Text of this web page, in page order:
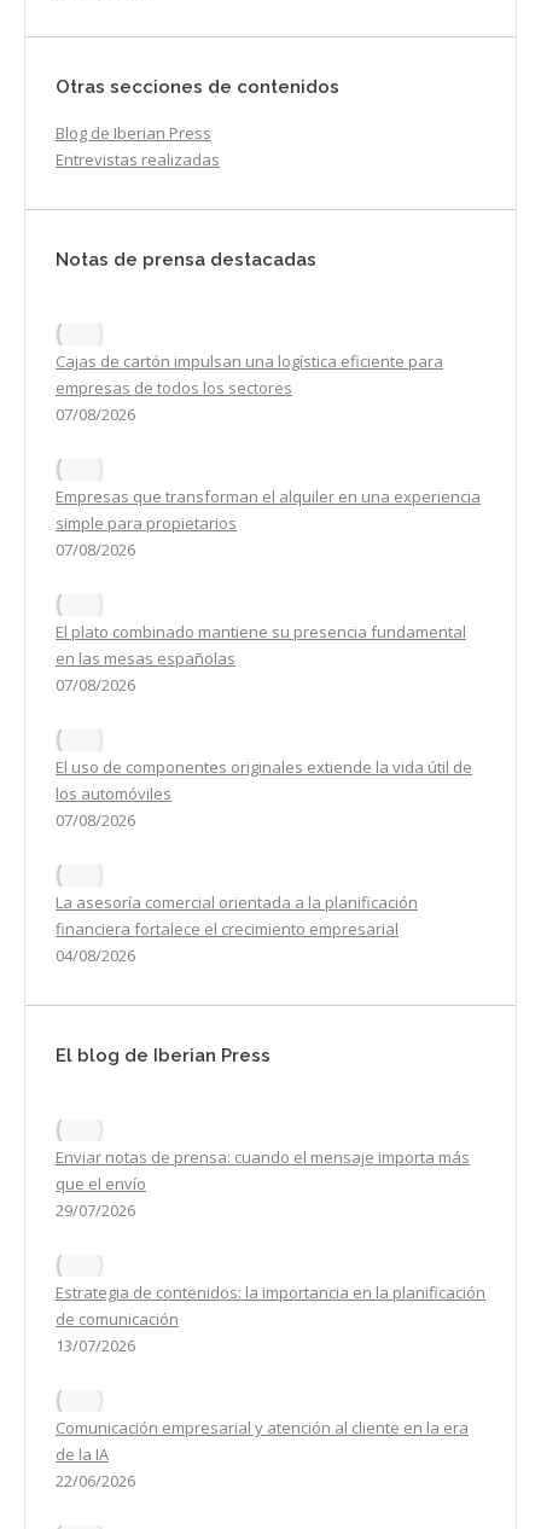
Otras secciones de contenidos
Blog de Iberian Press
Entrevistas realizadas
Notas de prensa destacadas
Cajas de cartón impulsan una logística eficiente para
empresas de todos los sectores
07/08/2026
Empresas que transforman el alquiler en una experiencia
simple para propietarios
07/08/2026
El plato combinado mantiene su presencia fundamental
en las mesas españolas
07/08/2026
El uso de componentes originales extiende la vida útil de
los automóviles
07/08/2026
La asesoría comercial orientada a la planificación
financiera fortalece el crecimiento empresarial
04/08/2026
El blog de Iberian Press
Enviar notas de prensa: cuando el mensaje importa más
que el envío
29/07/2026
Estrategia de contenidos: la importancia en la planificación
de comunicación
13/07/2026
Comunicación empresarial y atención al cliente en la era
de la IA
22/06/2026